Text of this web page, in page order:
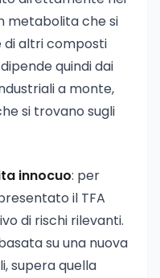
metabolita che si
di altri composti
quindi dai
a monte,
si trovano sugli
innocuo: per
il TFA
di rischi rilevanti.
su una nuova
supera quella